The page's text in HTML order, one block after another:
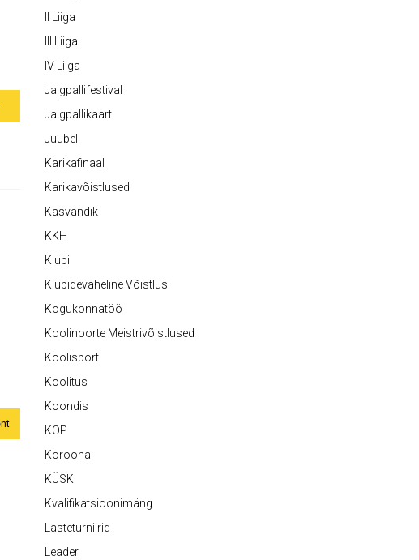
II Liiga
III Liiga
IV Liiga
Jalgpallifestival
Jalgpallikaart
Juubel
Karikafinaal
Karikavõistlused
Kasvandik
KKH
Klubi
Klubidevaheline Võistlus
Kogukonnatöö
Koolinoorte Meistrivõistlused
Koolisport
Koolitus
Koondis
KOP
Koroona
KÜSK
Kvalifikatsioonimäng
Lasteturniirid
Leader